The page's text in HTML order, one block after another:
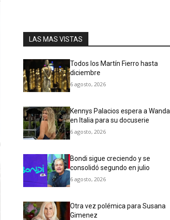
LAS MAS VISTAS
Todos los Martín Fierro hasta
diciembre
6 agosto, 2026
Kennys Palacios espera a Wanda
en Italia para su docuserie
6 agosto, 2026
Bondi sigue creciendo y se
consolidó segundo en julio
6 agosto, 2026
Otra vez polémica para Susana
Gimenez